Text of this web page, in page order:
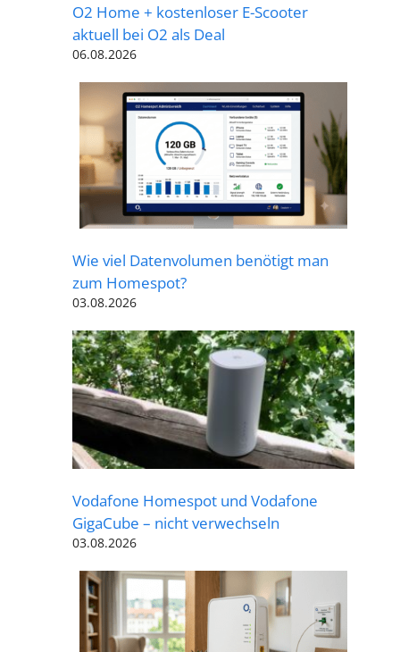
O2 Home + kostenloser E-Scooter
aktuell bei O2 als Deal
06.08.2026
Wie viel Datenvolumen benötigt man
zum Homespot?
03.08.2026
Vodafone Homespot und Vodafone
GigaCube – nicht verwechseln
03.08.2026